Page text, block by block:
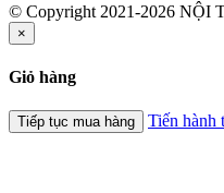
© Copyright 2021-2026 NỘI
×
Giỏ hàng
Tiếp tục mua hàng Tiến hành